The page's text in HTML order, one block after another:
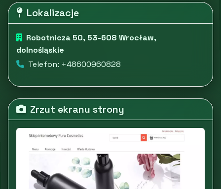
Lokalizacje
Robotnicza 50, 53-608 Wrocław,
dolnośląskie
Telefon: +48600960828
Zrzut ekranu strony